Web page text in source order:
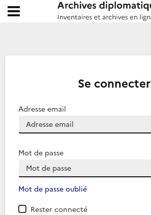
Archives diplomatiques
Ouvrir le menu déroulant
Se connecter
Adresse email
Mot de passe
Mot de passe oublié
Rester connecté